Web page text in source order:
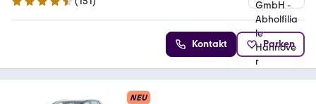
4.7 Sterne
Kontakt Parken
NEU